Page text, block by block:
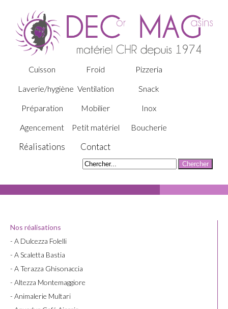
Cuisson Froid
Pizzeria
Laverie/hygiène Ventilation
Snack
Préparation
Mobilier
Inox
Agencement
Petit matériel Boucherie
Réalisations Contact
Nos réalisations
- A Dulcezza Folelli
- A Scaletta Bastia
- A Terazza Ghisonaccia
- Altezza Montemaggiore
- Animalerie Multari